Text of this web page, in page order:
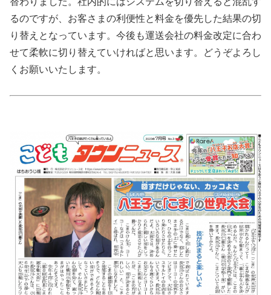
るのですが、お客さまの利便性と料金を優先した結果の切
り替えとなっています。今後も運送会社の料金改定に合わ
せて柔軟に切り替えていければと思います。どうぞよろし
くお願いいたします。